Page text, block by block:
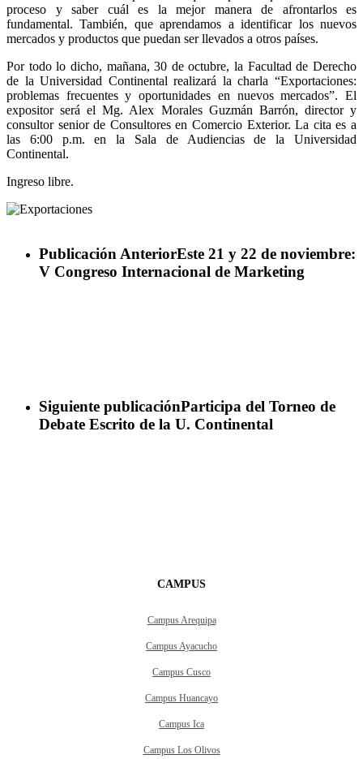
proceso y saber cuál es la mejor manera de afrontarlos es
fundamental. También, que aprendamos a identificar los nuevos
mercados y productos que puedan ser llevados a otros países.
Por todo lo dicho, mañana, 30 de octubre, la Facultad de Derecho
de la Universidad Continental realizará la charla “Exportaciones:
problemas frecuentes y oportunidades en nuevos mercados”. El
expositor será el Mg. Alex Morales Guzmán Barrón, director y
consultor senior de Consultores en Comercio Exterior. La cita es a
las 6:00 p.m. en la Sala de Audiencias de la Universidad
Continental.
Ingreso libre.
Publicación AnteriorEste 21 y 22 de noviembre:
V Congreso Internacional de Marketing
Siguiente publicaciónParticipa del Torneo de
Debate Escrito de la U. Continental
CAMPUS
Campus Arequipa
Campus Ayacucho
Campus Cusco
Campus Huancayo
Campus Ica
Campus Los Olivos